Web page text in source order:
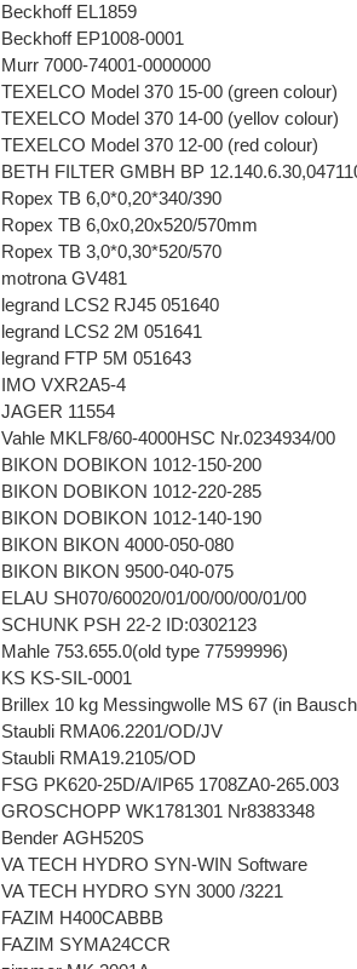
Beckhoff EL1859
Beckhoff EP1008-0001
Murr 7000-74001-0000000
TEXELCO Model 370 15-00 (green colour)
TEXELCO Model 370 14-00 (yellov colour)
TEXELCO Model 370 12-00 (red colour)
BETH FILTER GMBH BP
Ropex TB 6,0*0,20*340/390
Ropex TB 6,0x0,20x520/570mm
Ropex TB 3,0*0,30*520/570
motrona GV481
legrand LCS2 RJ45 051640
legrand LCS2 2M 051641
legrand FTP 5M 051643
IMO VXR2A5-4
JAGER 11554
Vahle MKLF8/60-4000HSC Nr.0234934/00
BIKON DOBIKON 1012-150-200
BIKON DOBIKON 1012-220-285
BIKON DOBIKON 1012-140-190
BIKON BIKON 4000-050-080
BIKON BIKON 9500-040-075
ELAU SH070/60020/01/00/00/00/01/00
SCHUNK PSH 22-2 ID:0302123
Mahle 753.655.0(old type 77599996)
KS KS-SIL-0001
Brillex 10 kg Messingwolle MS 67 (in
Staubli RMA06.2201/OD/JV
Staubli RMA19.2105/OD
FSG PK620-25D/A/IP65 1708ZA0-265.003
GROSCHOPP WK1781301 Nr8383348
Bender AGH520S
VA TECH HYDRO SYN-WIN Software
VA TECH HYDRO SYN 3000 /3221
FAZIM H400CABBB
FAZIM SYMA24CCR